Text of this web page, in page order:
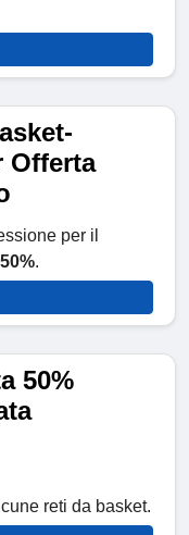
Offerta
per il
.
50%
reti da basket.